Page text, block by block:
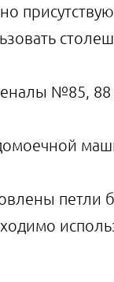
№85, 88
петли